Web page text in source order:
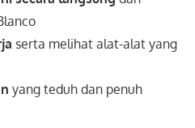
serta melihat alat-alat yang
yang teduh dan penuh